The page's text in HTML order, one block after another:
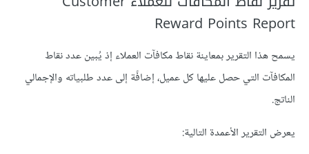
Reward Points Report
يسمح هذا التقرير بمعاينة نقاط مكافآت العملاء إذ يُبين عدد نقاط
المكافآت التي حصل عليها كل عميل، إضافًة إلى عدد طلبياته والإجمالي
الناتج.
يعرض التقرير الأعمدة التالية: